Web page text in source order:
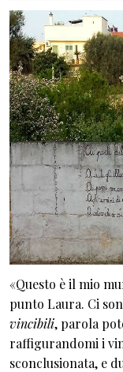
«Questo è il mio
punto Laura. Ci
vincibili, parola
raffigurandomi i
sconclusionata, e